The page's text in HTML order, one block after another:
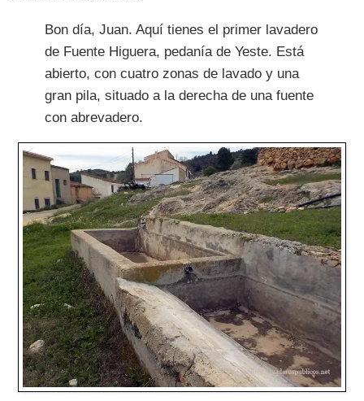
Bon día, Juan. Aquí tienes el primer lavadero
de Fuente Higuera, pedanía de Yeste. Está
abierto, con cuatro zonas de lavado y una
gran pila, situado a la derecha de una fuente
con abrevadero.